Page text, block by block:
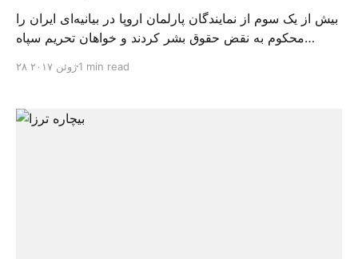
بیش از یک سوم از نمایندگان پارلمان اروپا در بیانیه‌ای ایران را
محکوم به نقض حقوق بشر کردند و خواهان تحریم سپاه
توسط ژرار دوپره، رئیس گروه “دوستان ایران آزاد” در پارلمان
بیانی
۲۸ ژوئن ۲۰۱۷1 min read